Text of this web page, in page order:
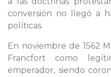
conversión no llegó a
políticas.
En noviembre de 1562
Francfort como
emperador, siendo